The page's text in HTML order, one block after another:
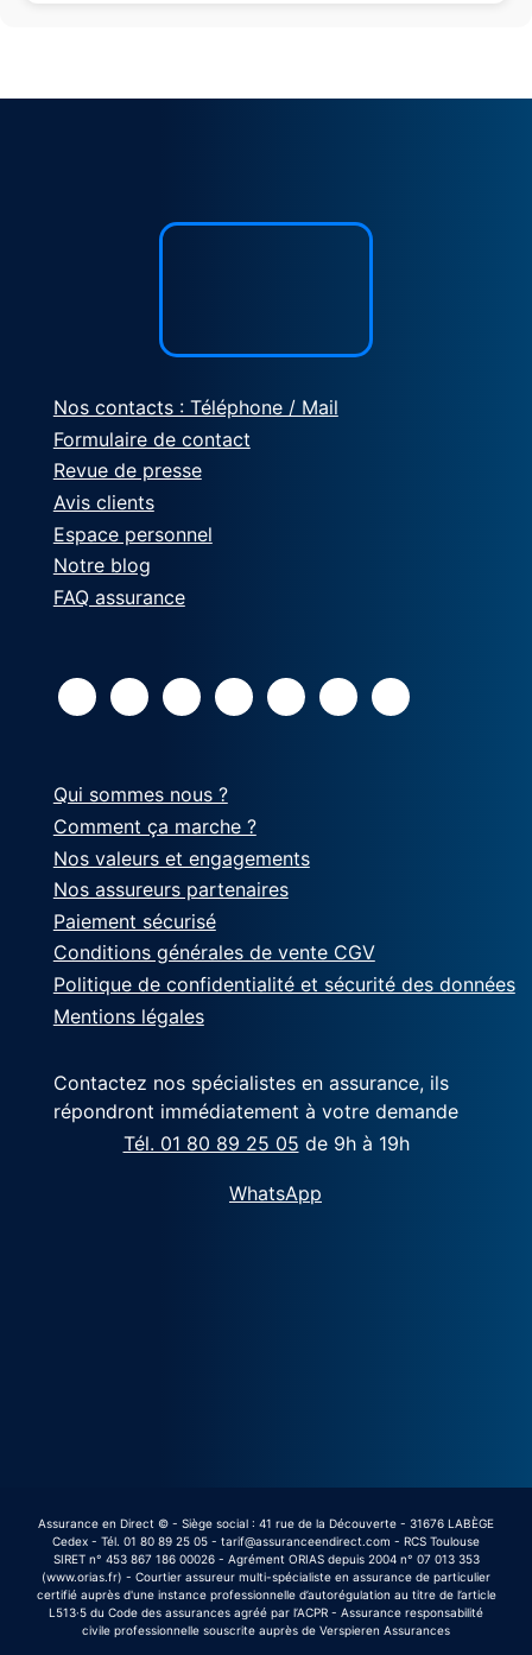
Nos contacts : Téléphone / Mail
Formulaire de contact
Revue de presse
Avis clients
Espace personnel
Notre blog
FAQ assurance
Qui sommes nous ?
Comment ça marche ?
Nos valeurs et engagements
Nos assureurs partenaires
Paiement sécurisé
Conditions générales de vente CGV
Politique de confidentialité et sécurité des données
Mentions légales
Contactez nos spécialistes en assurance, ils
répondront immédiatement à votre demande
Tél. 01 80 89 25 05 de 9h à 19h
WhatsApp
Assurance en Direct © - Siège social : 41 rue de la Découverte - 31676 LABÈGE
Cedex - Tél. 01 80 89 25 05 - tarif@assuranceendirect.com - RCS Toulouse
SIRET n° 453 867 186 00026 - Agrément ORIAS depuis 2004 n° 07 013 353
(www.orias.fr) - Courtier assureur multi-spécialiste en assurance de particulier
certifié auprès d'une instance professionnelle d’autorégulation au titre de l’article
L513·5 du Code des assurances agréé par l’ACPR - Assurance responsabilité
civile professionnelle souscrite auprès de Verspieren Assurances